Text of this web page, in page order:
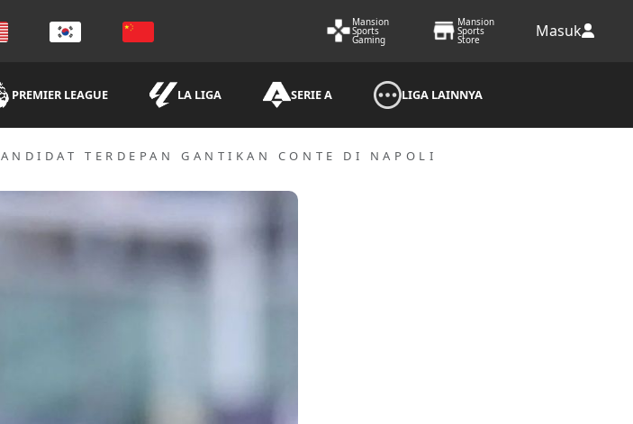
Mansion
Sports
Gaming
Mansion
Sports
Store Masuk
PREMIER LEAGUE LA LIGA SERIE A LIGA LAINNYA
TERDEPAN GANTIKAN CONTE DI NAPOLI